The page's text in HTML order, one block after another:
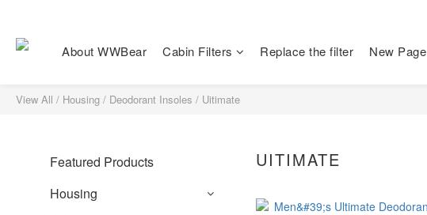
About WWBear Cabin Filters Replace the filter New Page
View All / Housing / Deodorant Insoles / Uitimate
Featured Products
Housing
UITIMATE